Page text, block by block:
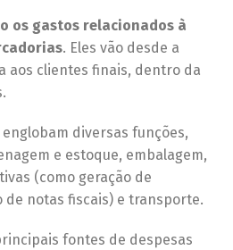
os gastos relacionados à
. Eles vão desde a
aos clientes finais, dentro da
diversas funções,
e estoque, embalagem,
(como geração de
de notas fiscais) e transporte.
fontes de despesas